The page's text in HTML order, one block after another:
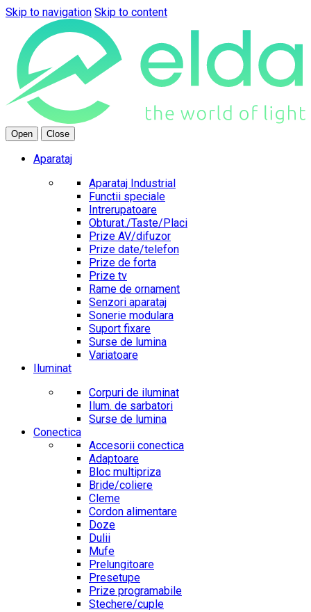
Skip to navigation Skip to content
Open Close
Aparataj
Aparataj Industrial
Functii speciale
Intrerupatoare
Obturat./Taste/Placi
Prize AV/difuzor
Prize date/telefon
Prize de forta
Prize tv
Rame de ornament
Senzori aparataj
Sonerie modulara
Suport fixare
Surse de lumina
Variatoare
Iluminat
Corpuri de iluminat
Ilum. de sarbatori
Surse de lumina
Conectica
Accesorii conectica
Adaptoare
Bloc multipriza
Bride/coliere
Cleme
Cordon alimentare
Doze
Dulii
Mufe
Prelungitoare
Presetupe
Prize programabile
Stechere/cuple